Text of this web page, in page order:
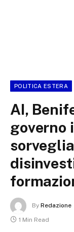
POLITICA ESTERA
AI,
governo
By Redazione
1 Min Read